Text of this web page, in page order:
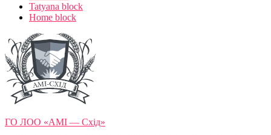
Tatyana block
Home block
ГО ЛОО «АМІ — Схід»